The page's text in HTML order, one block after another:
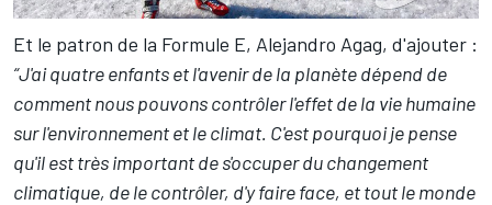
Et le patron de la Formule E, Alejandro Agag, d'ajouter :
“J'ai quatre enfants et l'avenir de la planète dépend de
comment nous pouvons contrôler l'effet de la vie humaine
sur l'environnement et le climat. C'est pourquoi je pense
qu'il est très important de s'occuper du changement
climatique, de le contrôler, d'y faire face, et tout le monde